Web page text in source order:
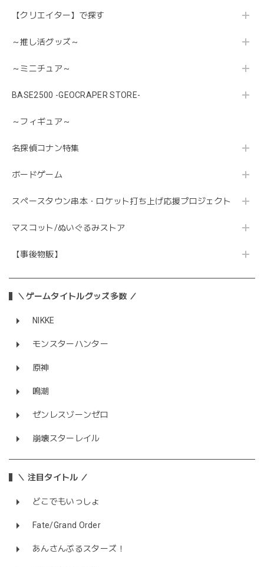
【クリエイター】で探す
～推し活グッズ～
～ミニチュア～
BASE2500 -GEOCRAPER STORE-
～フィギュア～
名探偵コナン特集
ボードゲーム
スペースタウン串本・ロケット打ち上げ応援プロジェクト
マスコット/ぬいぐるみストア
【事後物販】
＼ゲームタイトルグッズ多数 ／
NIKKE
モンスターハンター
原神
鳴潮
ゼンレスゾーンゼロ
崩壊スターレイル
＼ 注目タイトル ／
どこでもいっしょ
Fate/Grand Order
あんさんぶるスターズ！